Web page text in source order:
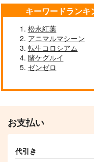
キーワードラン
松永紅葉
アニマルマシーン
転生コロシアム
賭ケグルイ
ゼンゼロ
お支払い
代引き